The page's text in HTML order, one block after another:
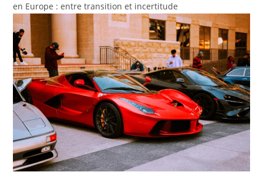
en Europe : entre transition et incertitude